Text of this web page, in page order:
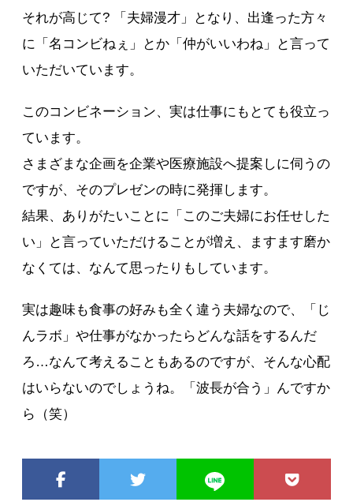
それが高じて? 「夫婦漫才」となり、出逢った方々
に「名コンビねぇ」とか「仲がいいわね」と言って
いただいています。
このコンビネーション、実は仕事にもとても役立っ
ています。
さまざまな企画を企業や医療施設へ提案しに伺うの
ですが、そのプレゼンの時に発揮します。
結果、ありがたいことに「このご夫婦にお任せした
い」と言っていただけることが増え、ますます磨か
なくては、なんて思ったりもしています。
実は趣味も食事の好みも全く違う夫婦なので、「じ
んラボ」や仕事がなかったらどんな話をするんだ
ろ…なんて考えることもあるのですが、そんな心配
はいらないのでしょうね。「波長が合う」んですか
ら（笑）